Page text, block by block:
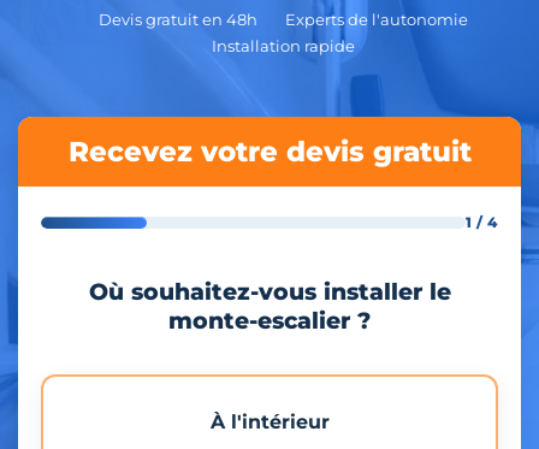
Devis gratuit en 48h
Experts de l'autonomie
Installation rapide
Recevez votre devis gratuit
1 / 4
Où souhaitez-vous installer le
monte-escalier ?
À l'intérieur